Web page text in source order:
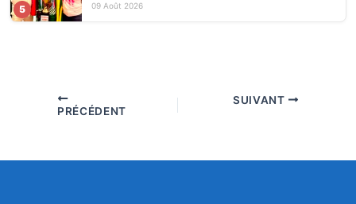
5 09 Août 2026
PRÉCÉDENT
SUIVANT